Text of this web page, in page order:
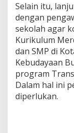
Selain itu,
dengan
sekolah agar
Kurikulum
dan SMP di
Kebudayaan
program
Dalam hal ini
diperlukan.